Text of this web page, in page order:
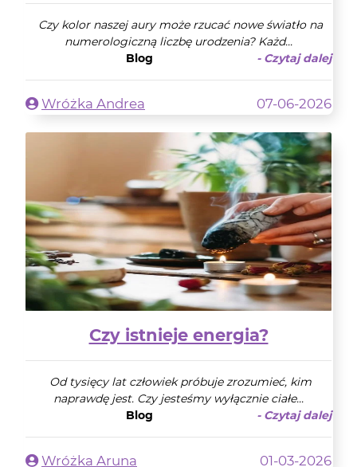
Czy kolor naszej aury może rzucać nowe światło na
numerologiczną liczbę urodzenia? Każd...
Blog
- Czytaj dalej
Wróżka Andrea 07-06-2026
Czy istnieje energia?
Od tysięcy lat człowiek próbuje zrozumieć, kim
naprawdę jest. Czy jesteśmy wyłącznie ciałe...
Blog
- Czytaj dalej
Wróżka Aruna 01-03-2026